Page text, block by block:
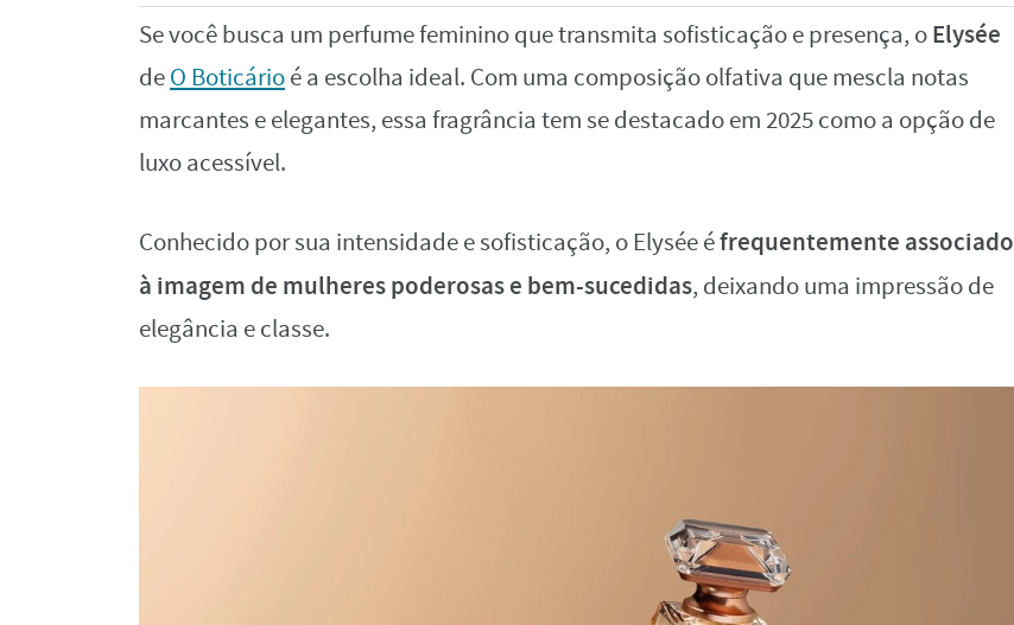
Se você busca um perfume feminino que transmita sofisticação e presença, oElysée
deO Boticárioé a escolha ideal. Com uma composição olfativa que mescla notas
marcantes e elegantes, essa fragrância tem se destacado em 2025 como a opção de
luxo acessível.
Conhecido por sua intensidade e sofisticação, o Elysée éfrequentemente associado
à imagem de mulheres poderosas e bem-sucedidas, deixando uma impressão de
elegância e classe.